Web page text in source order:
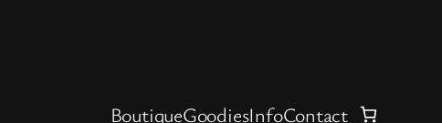
BoutiqueGoodiesInfoContact